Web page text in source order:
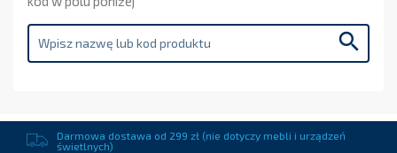

Darmowa dostawa od 299 zł (nie dotyczy mebli i urządzeń
świetlnych)